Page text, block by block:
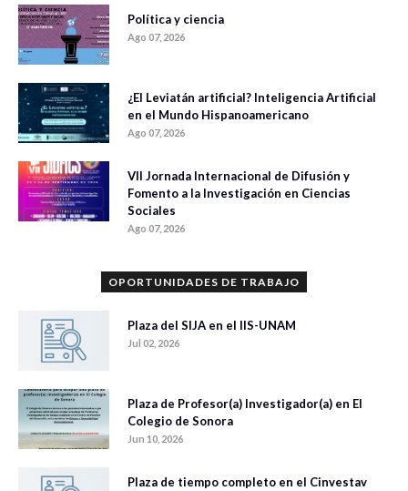
Política y ciencia
Ago 07, 2026
¿El Leviatán artificial? Inteligencia Artificial
en el Mundo Hispanoamericano
Ago 07, 2026
VII Jornada Internacional de Difusión y
Fomento a la Investigación en Ciencias
Sociales
Ago 07, 2026
OPORTUNIDADES DE TRABAJO
Plaza del SIJA en el IIS-UNAM
Jul 02, 2026
Plaza de Profesor(a) Investigador(a) en El
Colegio de Sonora
Jun 10, 2026
Plaza de tiempo completo en el Cinvestav